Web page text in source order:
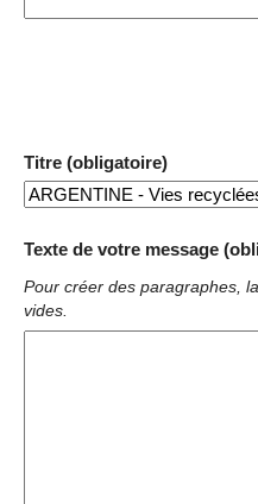
Titre (obligatoire)
Texte de votre message
Pour créer des paragraphes,
vides.